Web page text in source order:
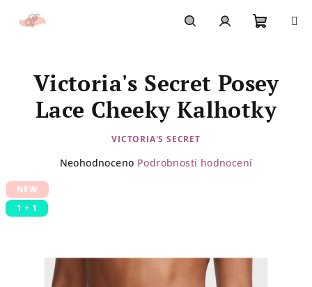
košík
Victoria's Secret Posey
Lace Cheeky Kalhotky
VICTORIA'S SECRET
Průměrné
hvězdiček.
Neohodnoceno Podrobnosti hodnocení
NEW
1 + 1